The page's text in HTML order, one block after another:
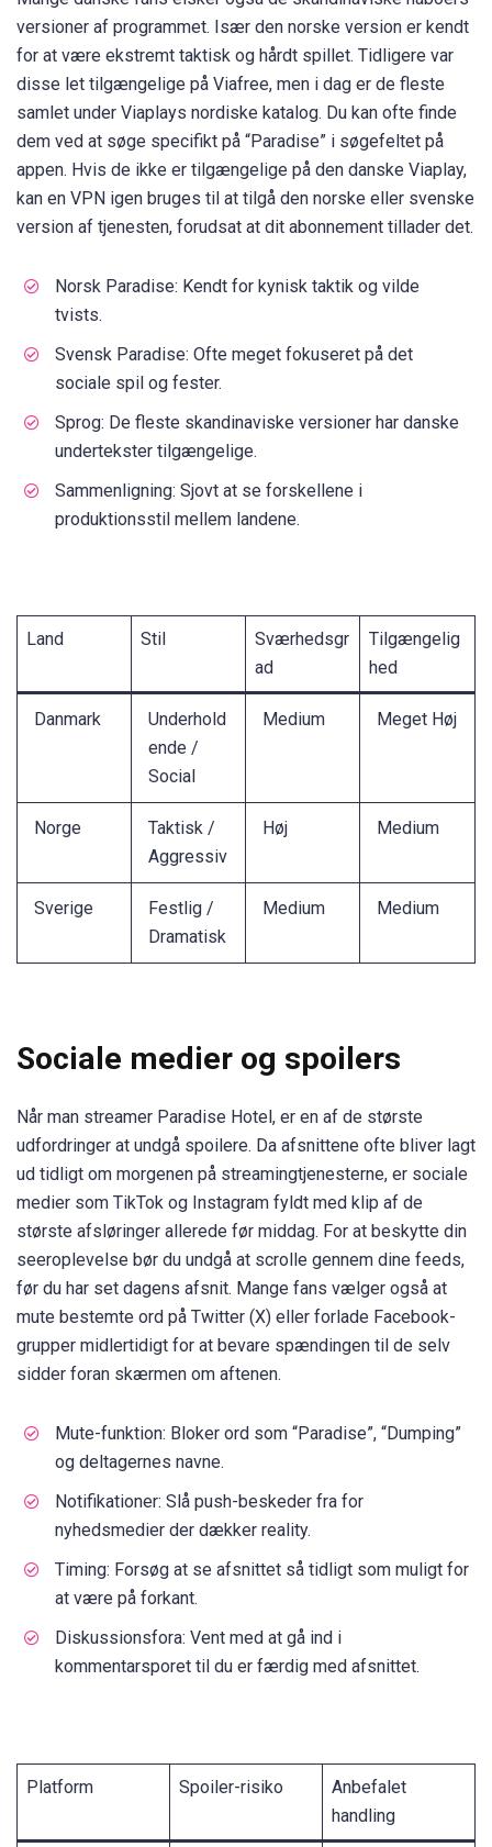
versioner af programmet. Især den norske version er kendt
for at være ekstremt taktisk og hårdt spillet. Tidligere var
disse let tilgængelige på Viafree, men i dag er de fleste
samlet under Viaplays nordiske katalog. Du kan ofte finde
dem ved at søge specifikt på “Paradise” i søgefeltet på
appen. Hvis de ikke er tilgængelige på den danske Viaplay,
kan en VPN igen bruges til at tilgå den norske eller svenske
version af tjenesten, forudsat at dit abonnement tillader det.
Norsk Paradise: Kendt for kynisk taktik og vilde
tvists.
Svensk Paradise: Ofte meget fokuseret på det
sociale spil og fester.
Sprog: De fleste skandinaviske versioner har danske
undertekster tilgængelige.
Sammenligning: Sjovt at se forskellene i
produktionsstil mellem landene.
Land Stil
Sværhedsgr
ad
Tilgængelig
hed
Danmark
Underhold
ende /
Social
Medium Meget Høj
Norge
Taktisk /
Aggressiv
Høj Medium
Sverige
Festlig /
Dramatisk
Medium Medium
Sociale medier og spoilers
Når man streamer Paradise Hotel, er en af de største
udfordringer at undgå spoilere. Da afsnittene ofte bliver lagt
ud tidligt om morgenen på streamingtjenesterne, er sociale
medier som TikTok og Instagram fyldt med klip af de
største afsløringer allerede før middag. For at beskytte din
seeroplevelse bør du undgå at scrolle gennem dine feeds,
før du har set dagens afsnit. Mange fans vælger også at
mute bestemte ord på Twitter (X) eller forlade Facebook-
grupper midlertidigt for at bevare spændingen til de selv
sidder foran skærmen om aftenen.
Mute-funktion: Bloker ord som “Paradise”, “Dumping”
og deltagernes navne.
Notifikationer: Slå push-beskeder fra for
nyhedsmedier der dækker reality.
Timing: Forsøg at se afsnittet så tidligt som muligt for
at være på forkant.
Diskussionsfora: Vent med at gå ind i
kommentarsporet til du er færdig med afsnittet.
Platform Spoiler-risiko
Anbefalet
handling